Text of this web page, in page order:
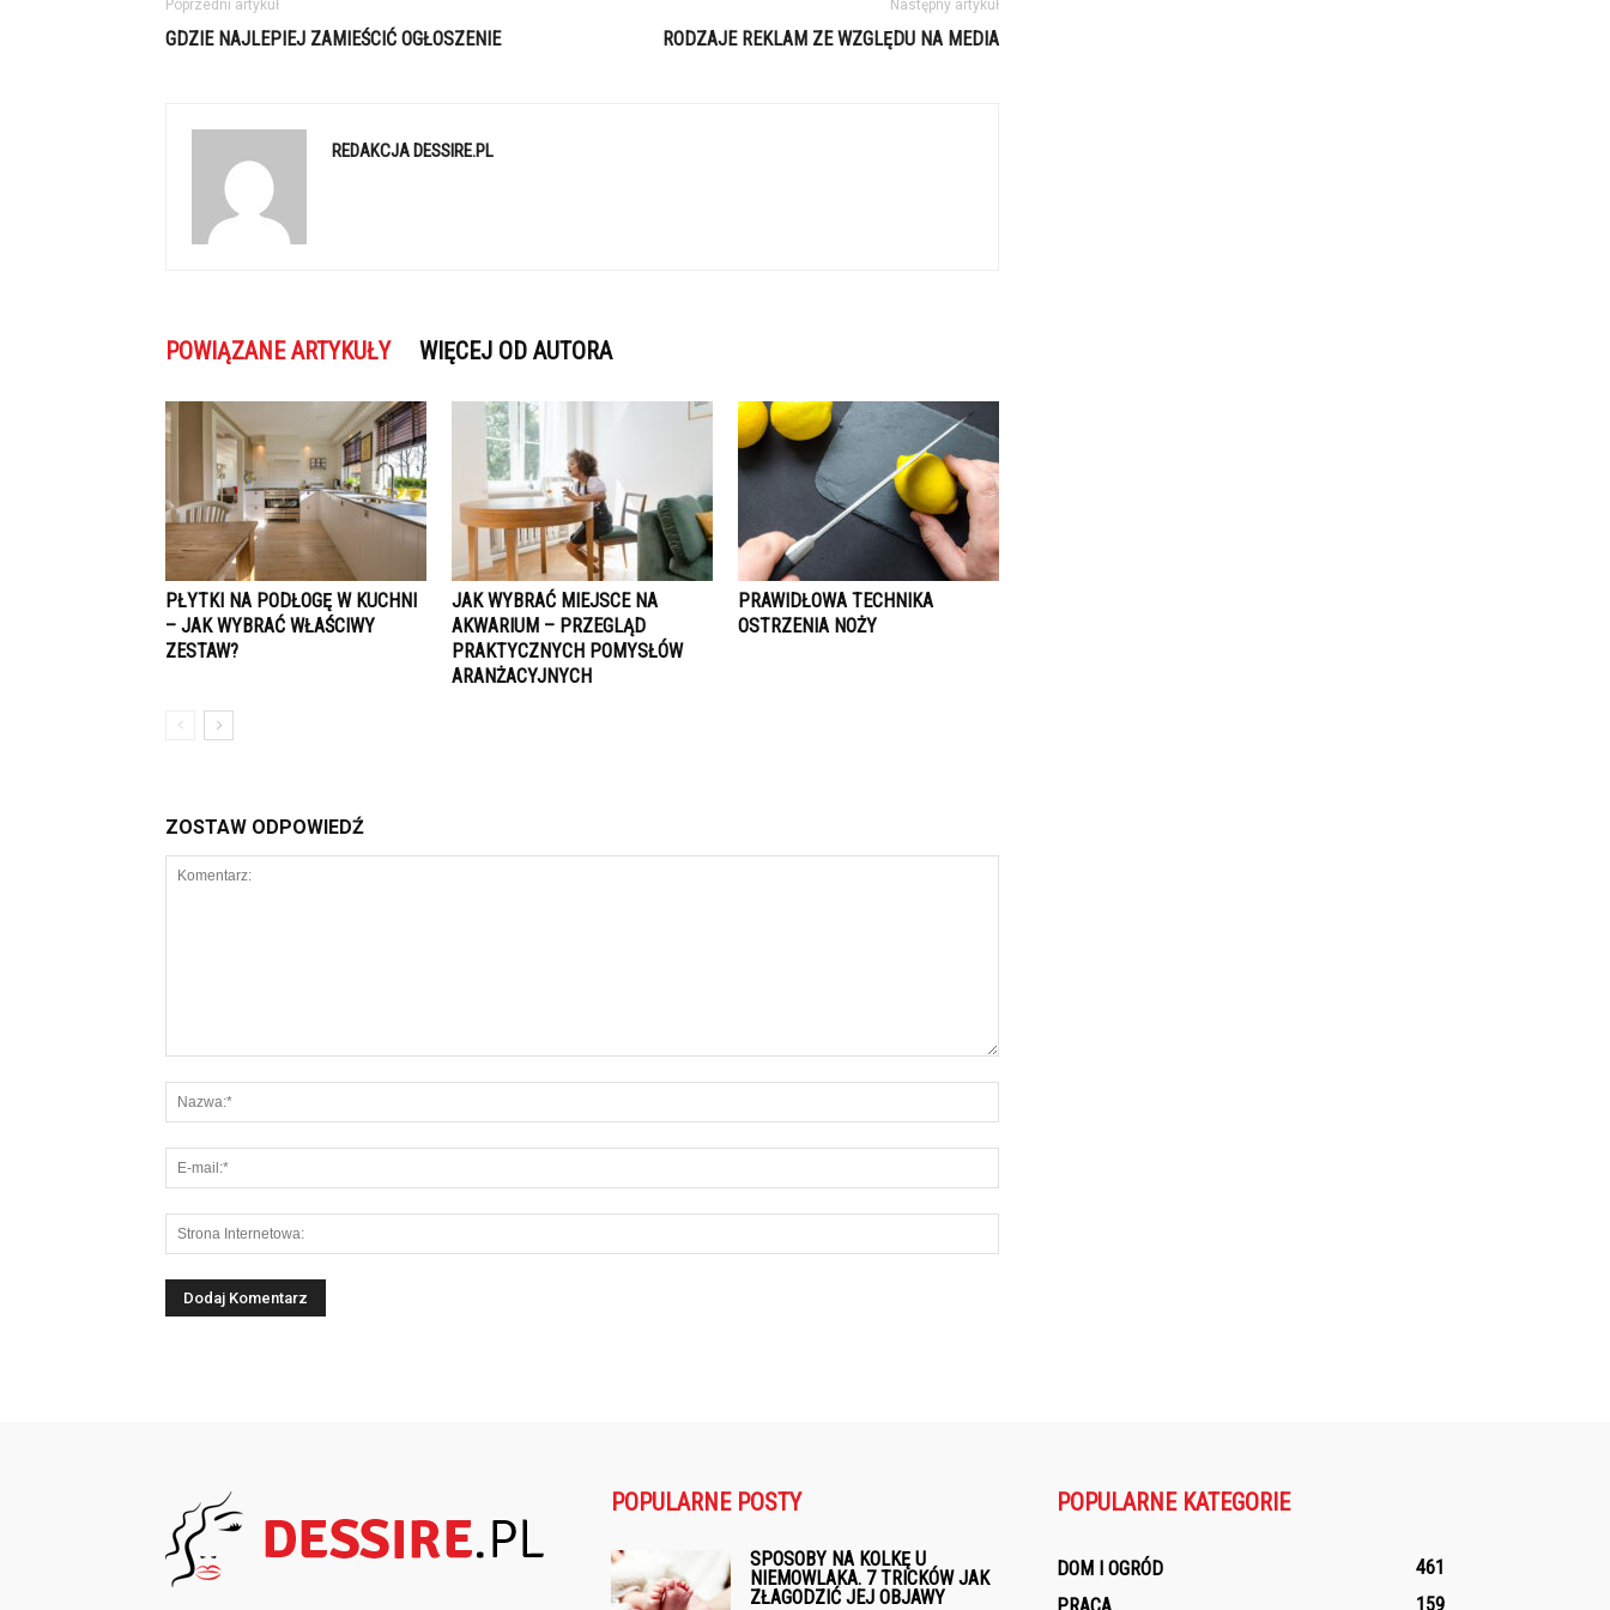
Poprzedni artykuł
GDZIE NAJLEPIEJ ZAMIEŚCIĆ OGŁOSZENIE
Następny artykuł
RODZAJE REKLAM ZE WZGLĘDU NA MEDIA
REDAKCJA DESSIRE.PL
POWIĄZANE ARTYKUŁY WIĘCEJ OD AUTORA
PŁYTKI NA PODŁOGĘ W KUCHNI
– JAK WYBRAĆ WŁAŚCIWY
ZESTAW?
JAK WYBRAĆ MIEJSCE NA
AKWARIUM – PRZEGLĄD
PRAKTYCZNYCH POMYSŁÓW
ARANŻACYJNYCH
PRAWIDŁOWA TECHNIKA
OSTRZENIA NOŻY
ZOSTAW ODPOWIEDŹ
POPULARNE POSTY
SPOSOBY NA KOLKĘ U
NIEMOWLAKA. 7 TRICKÓW JAK
ZŁAGODZIĆ JEJ OBJAWY
POPULARNE KATEGORIE
DOM I OGRÓD
461
159